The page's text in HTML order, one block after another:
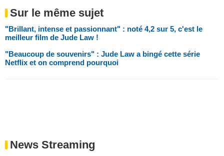
Sur le même sujet
"Brillant, intense et passionnant" : noté 4,2 sur 5, c'est le
meilleur film de Jude Law !
"Beaucoup de souvenirs" : Jude Law a bingé cette série
Netflix et on comprend pourquoi
News Streaming